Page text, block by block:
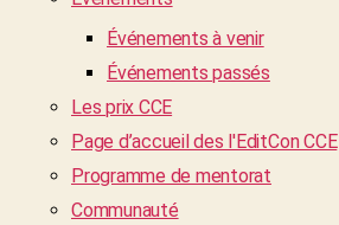
Événements à venir
Événements passés
Les prix CCE
Page d’accueil des l'EditCon CCE
Programme de mentorat
Communauté